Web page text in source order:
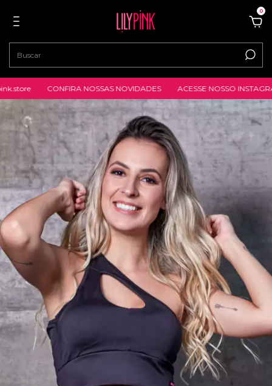
0
CONFIRA NOSSAS NOVIDADES ACESSE NOSSO INSTAGRAM: